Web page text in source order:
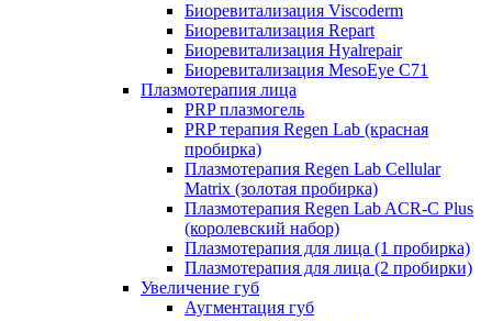
Биоревитализация Viscoderm
Биоревитализация Repart
Биоревитализация Hyalrepair
Биоревитализация MesoEye C71
Плазмотерапия лица
PRP плазмогель
PRP терапия Regen Lab (красная
пробирка)
Плазмотерапия Regen Lab Cellular
Matrix (золотая пробирка)
Плазмотерапия Regen Lab ACR-C Plus
(королевский набор)
Плазмотерапия для лица (1 пробирка)
Плазмотерапия для лица (2 пробирки)
Увеличение губ
Аугментация губ